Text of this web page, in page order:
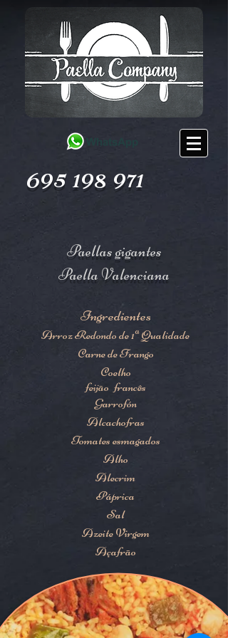
695 198 971
Paellas gigantes
Paella Valenciana
Ingredientes
Arroz Redondo de 1ª Qualidade
Carne de Frango
Coelho
feijão francês
Garrofón
Alcachofras
Tomates esmagados
Alho
Alecrim
Páprica
Sal
Azeite Virgem
Açafrão